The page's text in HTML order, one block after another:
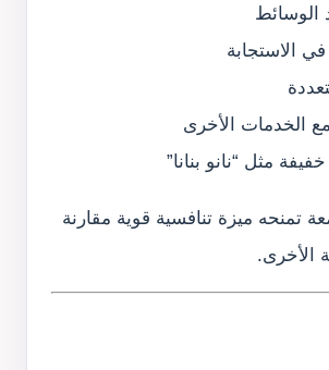
الوسائط
الاستجابة
الخدمات الأخرى
مثل “نانو بنانا”
تمنحه ميزة تنافسية قوية مقارنة
الأخرى.